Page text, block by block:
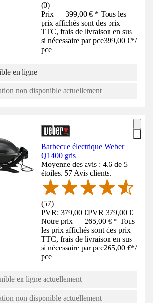
(0)
Prix — 399,00 € * Tous les
prix affichés sont des prix
TTC, frais de livraison en sus
si nécessaire par pce399,00 €*/
pce
en ligne
non disponible actuellement
Barbecue électrique Weber
Q1400 gris
Moyenne des avis : 4.6 de 5
étoiles. 57 Avis clients.
(57)
PVR: 379,00 €PVR379,00 €
Notre prix — 265,00 € * Tous
les prix affichés sont des prix
TTC, frais de livraison en sus
si nécessaire par pce265,00 €*/
pce
en ligne actuellement
non disponible actuellement